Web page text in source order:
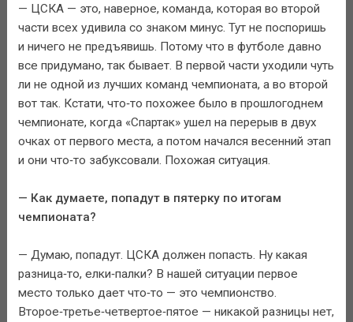
— ЦСКА — это, наверное, команда, которая во второй
части всех удивила со знаком минус. Тут не поспоришь
и ничего не предъявишь. Потому что в футболе давно
все придумано, так бывает. В первой части уходили чуть
ли не одной из лучших команд чемпионата, а во второй
вот так. Кстати, что‑то похожее было в прошлогоднем
чемпионате, когда «Спартак» ушел на перерыв в двух
очках от первого места, а потом начался весенний этап
и они что‑то забуксовали. Похожая ситуация.
— Как думаете, попадут в пятерку по итогам
чемпионата?
— Думаю, попадут. ЦСКА должен попасть. Ну какая
разница‑то, елки‑палки? В нашей ситуации первое
место только дает что‑то — это чемпионство.
Второе‑третье‑четвертое‑пятое — никакой разницы нет,